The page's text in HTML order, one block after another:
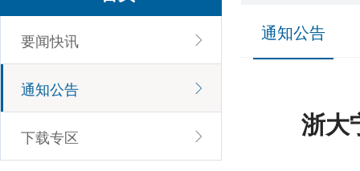
通知公告
浙大
要闻快讯
通知公告
下载专区